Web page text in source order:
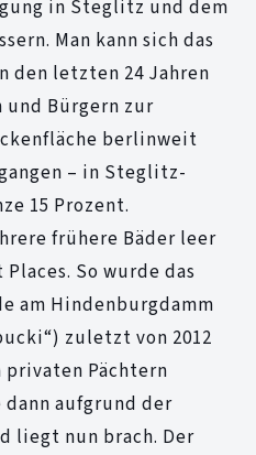
in Steglitz und dem
Man kann sich das
den letzten 24 Jahren
Bürgern zur
berlinweit
– in Steglitz-
15 Prozent.
frühere Bäder leer
So wurde das
am Hindenburgdamm
zuletzt von 2012
privaten Pächtern
aufgrund der
liegt nun brach. Der